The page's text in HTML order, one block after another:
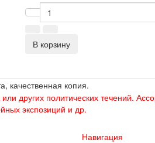
В корзину
качественная копия.
других политических течений.
экспозиций и др.
Навигация